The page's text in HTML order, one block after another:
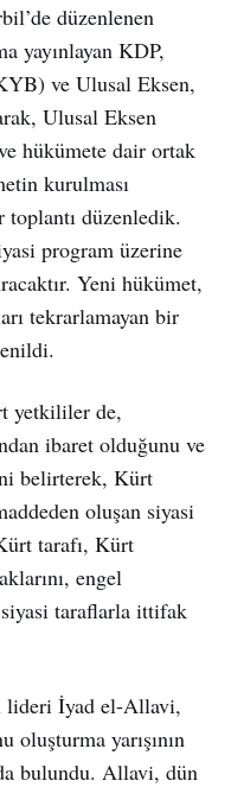
düzenlenen
yayınlayan KDP,
ve Ulusal Eksen,
Ulusal Eksen
hükümete dair ortak
kurulması
toplantı düzenledik.
program üzerine
Yeni hükümet,
tekrarlamayan bir
yetkililer de,
ibaret olduğunu ve
belirterek, Kürt
oluşan siyasi
tarafı, Kürt
engel
siyasi taraflarla ittifak
lideri İyad el-Allavi,
oluşturma yarışının
bulundu. Allavi, dün